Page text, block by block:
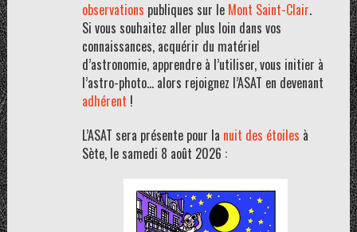
observations publiques sur le Mont Saint-Clair.
Si vous souhaitez aller plus loin dans vos
connaissances, acquérir du matériel
d’astronomie, apprendre à l’utiliser, vous initier à
l’astro-photo… alors rejoignez l’ASAT en devenant
adhérent !
L’ASAT sera présente pour la nuit des étoiles à
Sète, le samedi 8 août 2026 :